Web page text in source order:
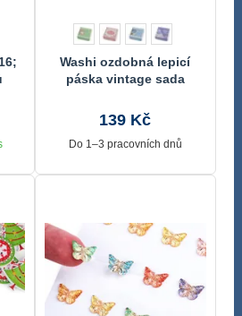
Washi ozdobná lepicí
páska vintage sada
139 Kč
Do 1–3 pracovních dnů